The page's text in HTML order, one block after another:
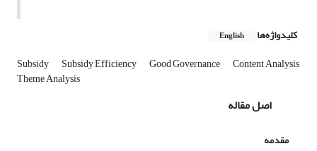
کلیدواژه‌ها English
Subsidy Subsidy Efficiency Good Governance Content Analysis
Theme Analysis
اصل مقاله
مقدمه